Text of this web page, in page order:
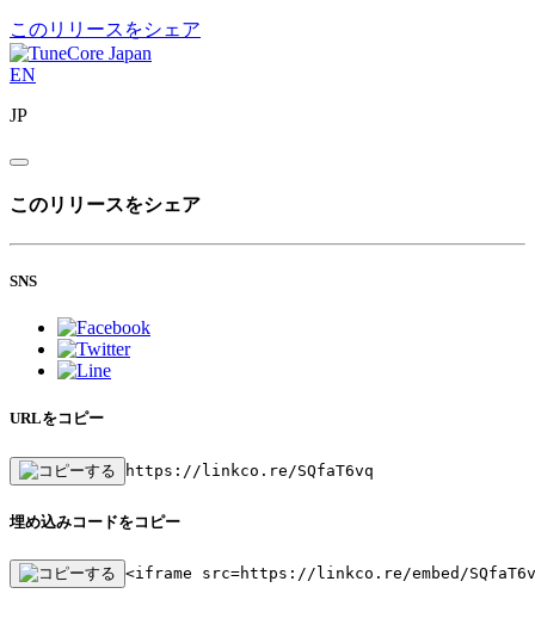
このリリースをシェア
EN
JP
このリリースをシェア
SNS
URLをコピー
https://linkco.re/SQfaT6vq
埋め込みコードをコピー
<iframe src=https://linkco.re/embed/